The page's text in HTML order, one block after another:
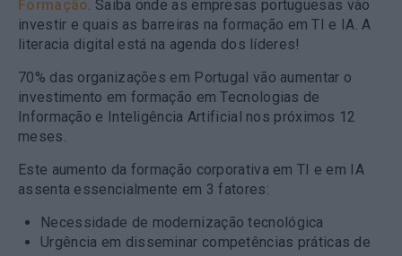
Formação. Saiba onde as empresas portuguesas vão
investir e quais as barreiras na formação em TI e IA. A
literacia digital está na agenda dos líderes!
70% das organizações em Portugal vão aumentar o
investimento em formação em Tecnologias de
Informação e Inteligência Artificial nos próximos 12
meses.
Este aumento da formação corporativa em TI e em IA
assenta essencialmente em 3 fatores:
Necessidade de modernização tecnológica
Urgência em disseminar competências práticas de